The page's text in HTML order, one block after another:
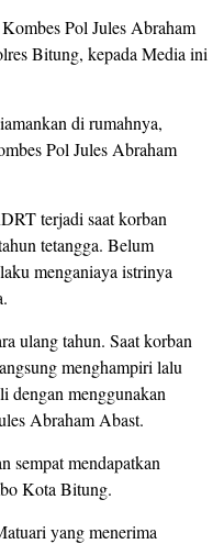
Pol Jules Abraham
Bitung, kepada Media ini
di rumahnya,
Pol Jules Abraham
terjadi saat korban
tetangga. Belum
menganiaya istrinya
ulang tahun. Saat korban
menghampiri lalu
dengan menggunakan
Abraham Abast.
sempat mendapatkan
Kota Bitung.
yang menerima